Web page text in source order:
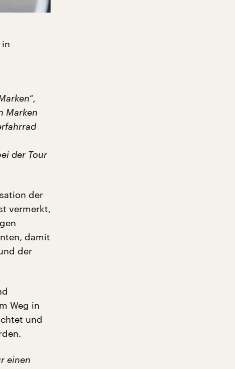
Marken
der Tour
der
vermerkt,
damit
der
Weg in
und
einen